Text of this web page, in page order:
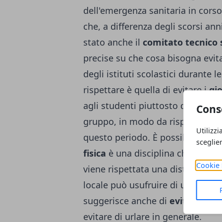
Cookie
dell'emergenza sanitaria in
che, a differenza degli scorsi
stato anche il comitato tecnico
precise su che cosa bisogna
degli istituti scolastici durante
rispettare è quella di evitare i
agli studenti piuttosto di
gruppo, in modo da rispettare le
questo periodo. È possibile
fisica è una disciplina che può
viene rispettata una distanza di
locale può usufruire di una
suggerisce anche di evitare di
evitare di urlare in generale.